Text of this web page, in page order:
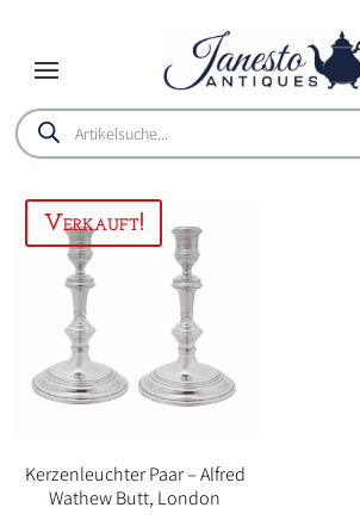
Products
search
Kerzenleuchter Paar – Alfred
Wathew Butt, London